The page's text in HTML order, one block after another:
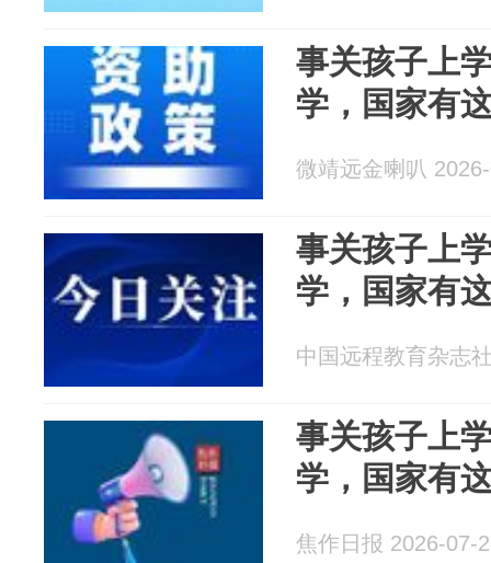
事关孩子上
学，国家有
微靖远金喇叭
事关孩子上
学，国家有
中国远程教育杂志
事关孩子上
学，国家有
焦作日报 2026-07-